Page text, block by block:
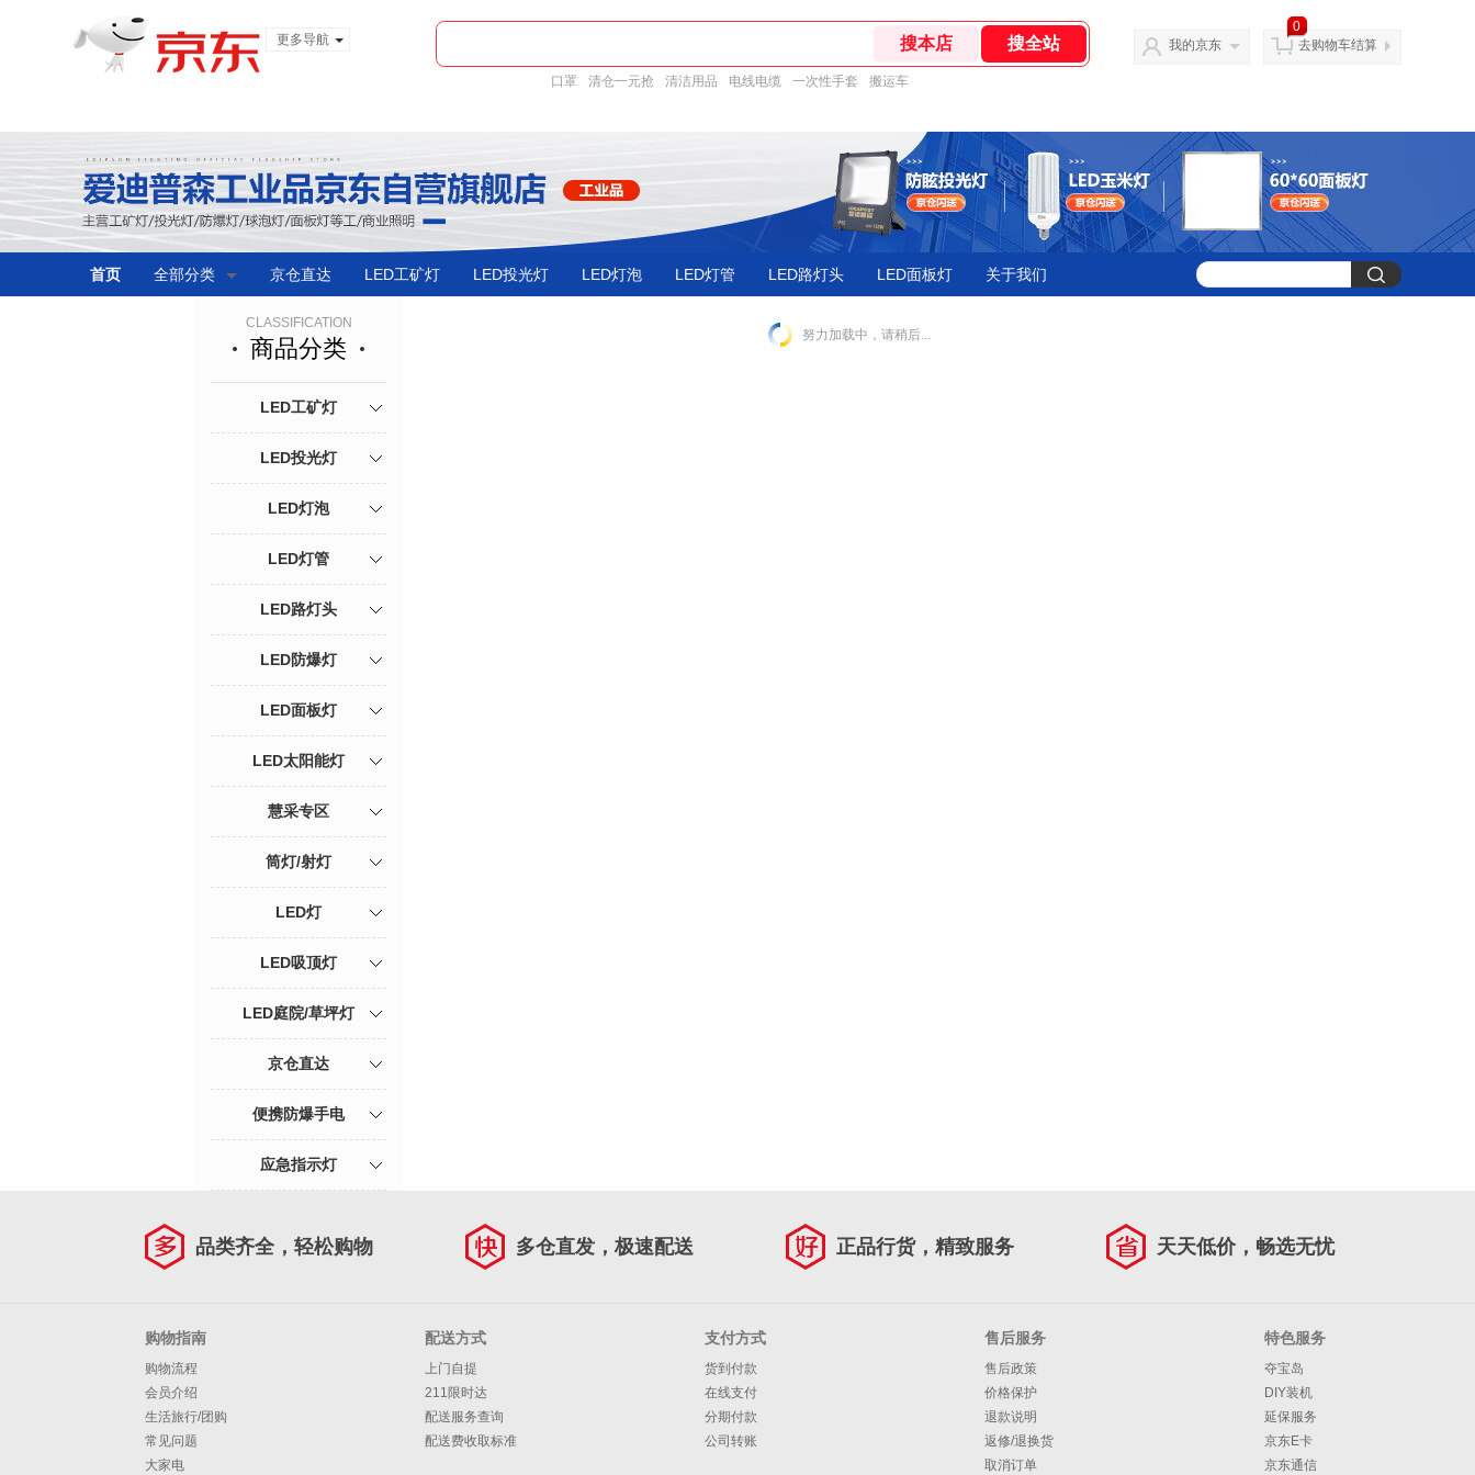
更多导航
口罩 清仓一元抢 清洁用品 电线电缆 一次性手套 搬运车
我的京东
0
去购物车结算
首页 全部分类 京仓直达 LED工矿灯 LED投光灯 LED灯泡 LED灯管 LED路灯头 LED面板灯 关于我们
CLASSIFICATION
商品分类
LED工矿灯
LED投光灯
LED灯泡
LED灯管
LED路灯头
LED防爆灯
LED面板灯
LED太阳能灯
慧采专区
筒灯/射灯
LED灯
LED吸顶灯
LED庭院/草坪灯
京仓直达
便携防爆手电
应急指示灯
努力加载中，请稍后...
品类齐全，轻松购物 多仓直发，极速配送 正品行货，精致服务 天天低价，畅选无忧
购物指南
购物流程
会员介绍
生活旅行/团购
常见问题
大家电
配送方式
上门自提
211限时达
配送服务查询
配送费收取标准
支付方式
货到付款
在线支付
分期付款
公司转账
售后服务
售后政策
价格保护
退款说明
返修/退换货
取消订单
特色服务
夺宝岛
DIY装机
延保服务
京东E卡
京东通信